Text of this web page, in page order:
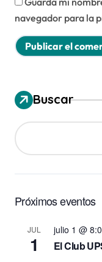
navegador para la
Buscar
Próximos eventos
JUL
1
julio 1 @
El Club